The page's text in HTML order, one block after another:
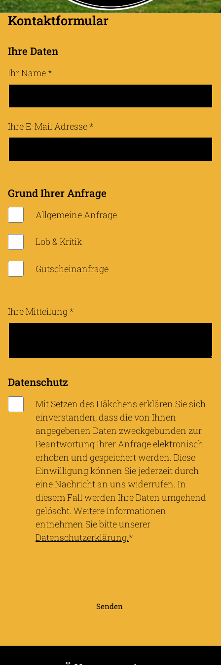
Kontaktformular
Ihre Daten
Ihr Name*
Ihre E-Mail Adresse*
Grund Ihrer Anfrage
Allgemeine Anfrage
Lob & Kritik
Gutscheinanfrage
Ihre Mitteilung*
Datenschutz
Mit Setzen des Häkchens erklären Sie sich
einverstanden, dass die von Ihnen
angegebenen Daten zweckgebunden zur
Beantwortung Ihrer Anfrage elektronisch
erhoben und gespeichert werden. Diese
Einwilligung können Sie jederzeit durch
eine Nachricht an uns widerrufen. In
diesem Fall werden Ihre Daten umgehend
gelöscht. Weitere Informationen
entnehmen Sie bitte unserer
Datenschutzerklärung.*
Senden